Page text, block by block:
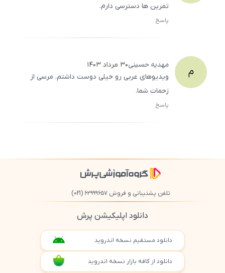
تمرین ها دسترسی دارم.
پاسخ
م مهدیهحسینی۳۰ مرداد ۱۴۰۳
ویدیوهای عربی رو خیلی دوست داشتم. مرسی از
زحمات شما.
پاسخ
تلفن پشتیبانی و فروش ۶۲۹۹۹۶۵۷ (021)
دانلود اپلیکیشن پرش
دانلود مستقیم نسخه اندروید
دانلود از کافه بازار نسخه اندروید